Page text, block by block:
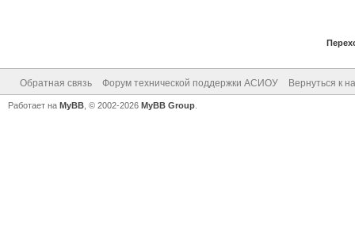
Обратная связь Форум технической поддержки АСИОУ Вернуться к
Работает на MyBB , © 2002-2026 MyBB Group